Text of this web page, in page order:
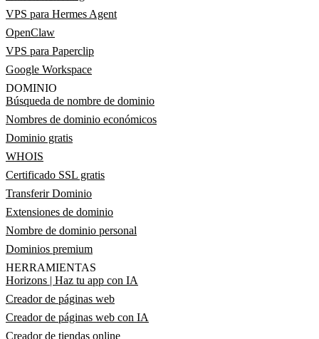
VPS para Hermes Agent
OpenClaw
VPS para Paperclip
Google Workspace
DOMINIO
Búsqueda de nombre de dominio
Nombres de dominio económicos
Dominio gratis
WHOIS
Certificado SSL gratis
Transferir Dominio
Extensiones de dominio
Nombre de dominio personal
Dominios premium
HERRAMIENTAS
Horizons | Haz tu app con IA
Creador de páginas web
Creador de páginas web con IA
Creador de tiendas online